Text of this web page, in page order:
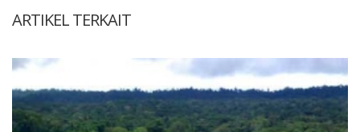
ARTIKEL TERKAIT